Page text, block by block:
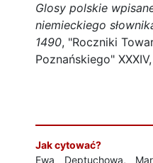
Glosy polskie
niemieckiego
1490, "Roczniki
Poznańskiego" XXXIV,
Jak cytować?
Ewa Deptuchowa,